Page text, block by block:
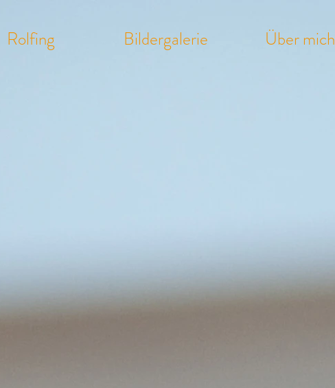
Rolfing Bildergalerie Über mich